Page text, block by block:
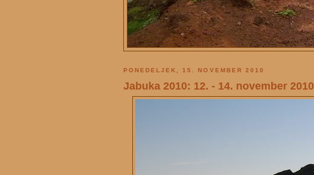
PONEDELJEK, 15. NOVEMBER 2010
Jabuka 2010: 12. - 14. november 2010